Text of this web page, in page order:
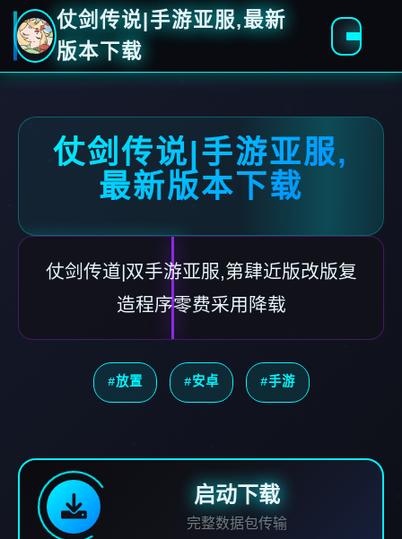
仗剑传说|手游亚服,最新
版本下载
仗剑传说|手游亚服,
最新版本下载
仗剑传道|双手游亚服,第肆近版改版复
造程序零费采用降载
#放置 #安卓 #手游
启动下载
完整数据包传输